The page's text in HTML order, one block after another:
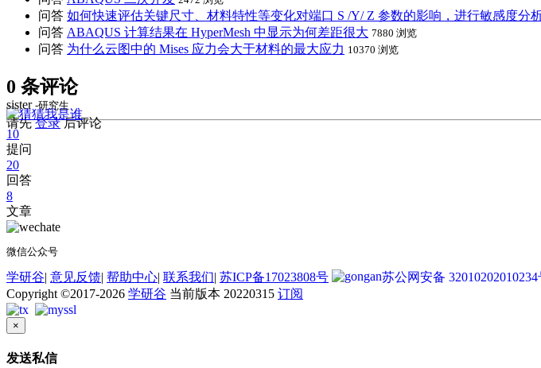
问答 如何快速评估关键尺寸、材料特性等变化对端口 S /Y/ Z 参数的影响，进行敏感度分
问答 ABAQUS 计算结果在 HyperMesh 中显示为何差距很大 7880 浏览
问答 为什么云图中的 Mises 应力会大于材料的最大应力 10370 浏览
0 条评论
请先登录后评论
sister -研究生
10
提问
20
回答
8
文章
微信公众号
学研谷| 意见反馈| 帮助中心| 联系我们| 苏ICP备17023808号
苏公网安备 32010202010234
Copyright ©2017-2026 学研谷 当前版本 20220315 订阅
×
发送私信